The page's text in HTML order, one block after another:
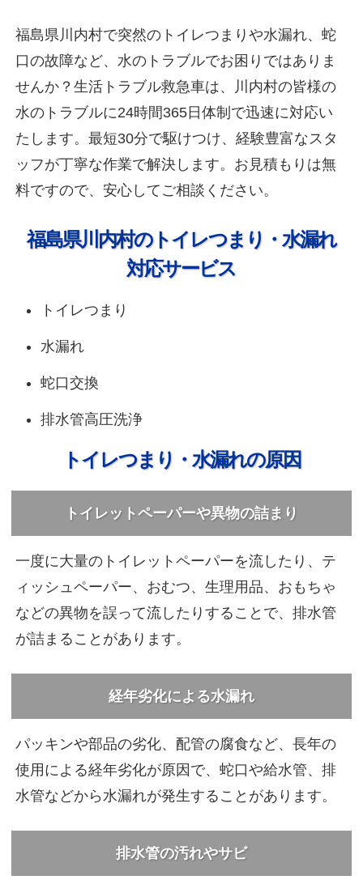
福島県川内村で突然のトイレつまりや水漏れ、蛇
口の故障など、水のトラブルでお困りではありま
せんか？生活トラブル救急車は、川内村の皆様の
水のトラブルに24時間365日体制で迅速に対応い
たします。最短30分で駆けつけ、経験豊富なスタ
ッフが丁寧な作業で解決します。お見積もりは無
料ですので、安心してご相談ください。
福島県川内村のトイレつまり・水漏れ
対応サービス
トイレつまり
水漏れ
蛇口交換
排水管高圧洗浄
トイレつまり・水漏れの原因
トイレットペーパーや異物の詰まり
一度に大量のトイレットペーパーを流したり、テ
ィッシュペーパー、おむつ、生理用品、おもちゃ
などの異物を誤って流したりすることで、排水管
が詰まることがあります。
経年劣化による水漏れ
パッキンや部品の劣化、配管の腐食など、長年の
使用による経年劣化が原因で、蛇口や給水管、排
水管などから水漏れが発生することがあります。
排水管の汚れやサビ